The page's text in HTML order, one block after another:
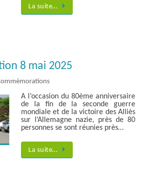
La suite…
8 mai 2025
A l’occasion du 80ème anniversaire
de la fin de la seconde guerre
mondiale et de la victoire des Alliés
sur l’Allemagne nazie, près de 80
personnes se sont réunies près…
La suite…